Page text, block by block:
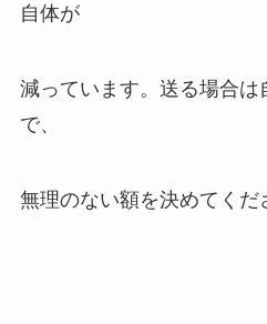
自体が
減っています。送る場合は
で、
無理のない額を決めてくだ